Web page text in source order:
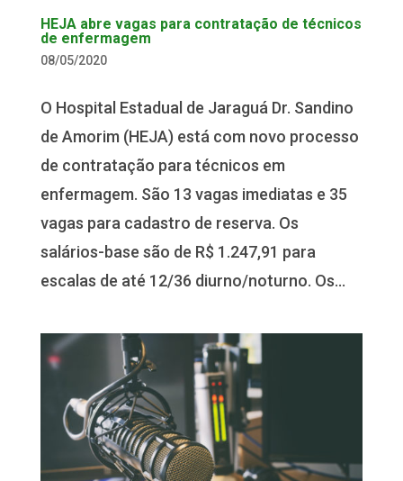
HEJA abre vagas para contratação de técnicos
de enfermagem
08/05/2020
O Hospital Estadual de Jaraguá Dr. Sandino
de Amorim (HEJA) está com novo processo
de contratação para técnicos em
enfermagem. São 13 vagas imediatas e 35
vagas para cadastro de reserva. Os
salários-base são de R$ 1.247,91 para
escalas de até 12/36 diurno/noturno. Os...